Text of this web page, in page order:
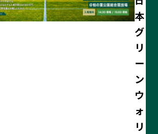
本
グ
リ
ー
ン
ウ
ォ
リ